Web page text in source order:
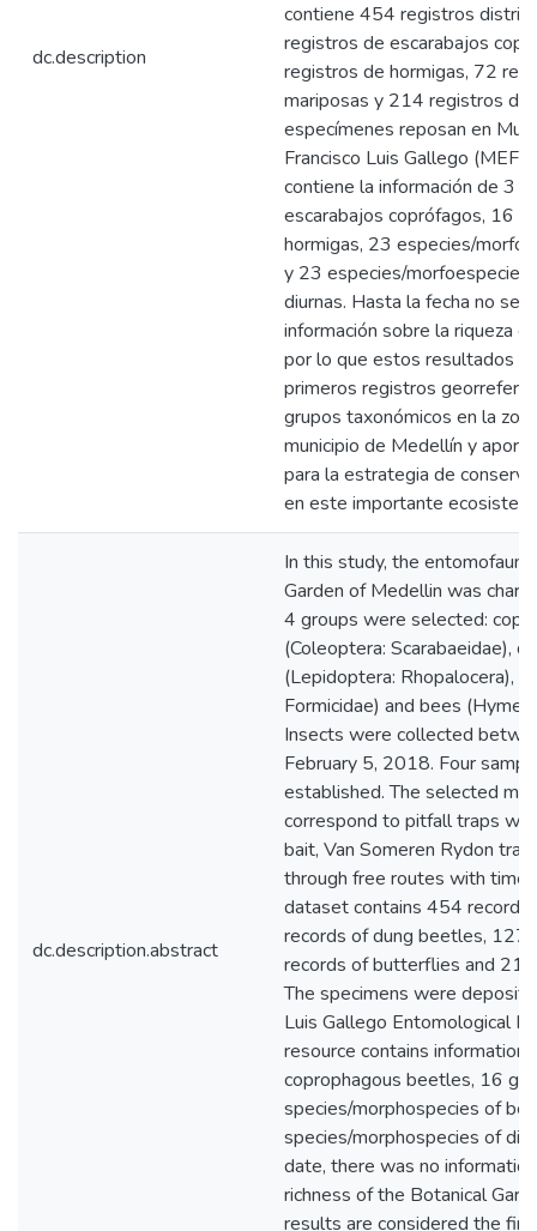
dc.description
contiene 454 registros
registros de escarabajos
registros de hormigas, 72
mariposas y 214 registros de
especímenes reposan en
Francisco Luis Gallego
contiene la información de 3
escarabajos coprófagos, 16
hormigas, 23 especies/
y 23 especies/morfoespecies
diurnas. Hasta la fecha no se
información sobre la riqueza
por lo que estos resultados
primeros registros
grupos taxonómicos en la
municipio de Medellín y
para la estrategia de
en este importante
dc.description.abstract
In this study, the
Garden of Medellin was
4 groups were selected:
(Coleoptera: Scarabaeidae),
(Lepidoptera: Rhopalocera),
Formicidae) and bees
Insects were collected
February 5, 2018. Four
established. The selected
correspond to pitfall traps
bait, Van Someren Rydon
through free routes with time
dataset contains 454
records of dung beetles, 127
records of butterflies and
The specimens were
Luis Gallego Entomological
resource contains information
coprophagous beetles, 16
species/morphospecies of
species/morphospecies of
date, there was no
richness of the Botanical
results are considered the